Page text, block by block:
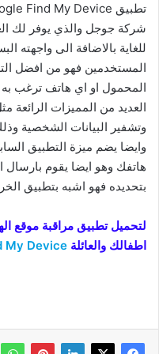
شركة جوجل والذي يوفر لك
للغاية بالاضافة الى واجهته
المستخدمين فهو من افضل
المحمول او اي هاتف ترغب به
العديد من المميزات الرائعة
وتشفير البيانات الشخصية
وايضا يضم ميزة التطبيق
بتحديده فهو اشبه بتطبيق
لتحميل تطبيق مراقبة موقع
اطفالك والعائلة My Device